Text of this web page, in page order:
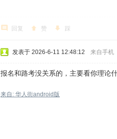
回复 赞 踩
发表于 2026-6-11 12:48:12 来自手机
报名和路考没关系的，主要看你理论
来自: 华人街android版